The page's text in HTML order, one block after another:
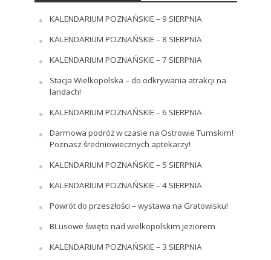
KALENDARIUM POZNAŃSKIE – 9 SIERPNIA
KALENDARIUM POZNAŃSKIE – 8 SIERPNIA
KALENDARIUM POZNAŃSKIE – 7 SIERPNIA
Stacja Wielkopolska – do odkrywania atrakcji na
landach!
KALENDARIUM POZNAŃSKIE – 6 SIERPNIA
Darmowa podróż w czasie na Ostrowie Tumskim!
Poznasz średniowiecznych aptekarzy!
KALENDARIUM POZNAŃSKIE – 5 SIERPNIA
KALENDARIUM POZNAŃSKIE – 4 SIERPNIA
Powrót do przeszłości – wystawa na Gratowisku!
BLusowe święto nad wielkopolskim jeziorem
KALENDARIUM POZNAŃSKIE – 3 SIERPNIA